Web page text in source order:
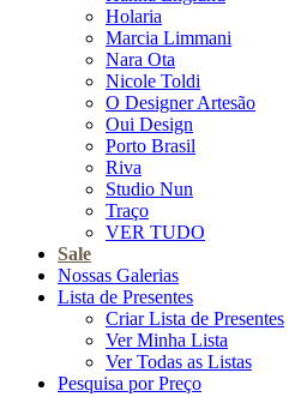
Holaria
Marcia Limmani
Nara Ota
Nicole Toldi
O Designer Artesão
Oui Design
Porto Brasil
Riva
Studio Nun
Traço
VER TUDO
Sale
Nossas Galerias
Lista de Presentes
Criar Lista de Presentes
Ver Minha Lista
Ver Todas as Listas
Pesquisa por Preço